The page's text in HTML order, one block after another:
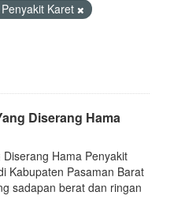
Karet
Diserang Hama
Hama Penyakit
Kabupaten Pasaman Barat
sadapan berat dan ringan